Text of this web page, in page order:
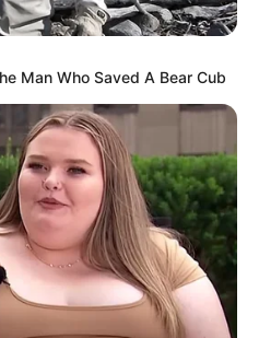
Man Who Saved A Bear Cub